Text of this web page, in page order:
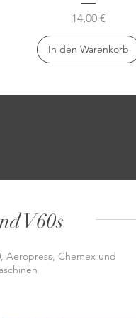
Preis
14,00 €
In den Warenkorb
V60s
Aeropress, Chemex und